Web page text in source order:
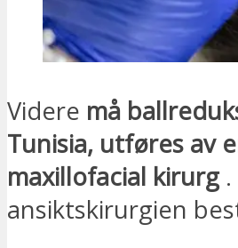
Videre må
Tunisia, utføres av
maxillofacial kirurg.
ansiktskirurgien